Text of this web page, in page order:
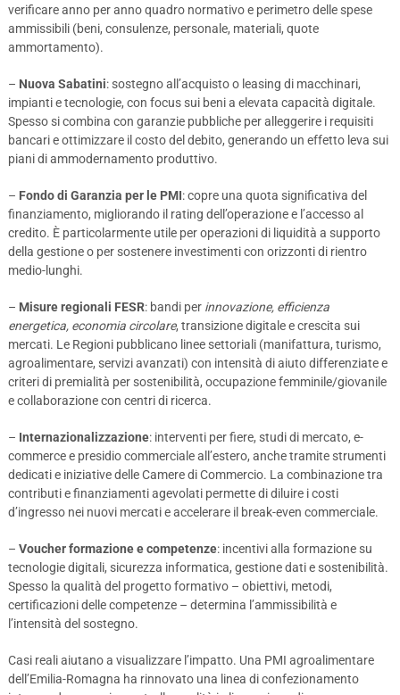
verificare anno per anno quadro normativo e perimetro delle spese
ammissibili (beni, consulenze, personale, materiali, quote
ammortamento).
– Nuova Sabatini: sostegno all’acquisto o leasing di macchinari,
impianti e tecnologie, con focus sui beni a elevata capacità digitale.
Spesso si combina con garanzie pubbliche per alleggerire i requisiti
bancari e ottimizzare il costo del debito, generando un effetto leva sui
piani di ammodernamento produttivo.
– Fondo di Garanzia per le PMI: copre una quota significativa del
finanziamento, migliorando il rating dell’operazione e l’accesso al
credito. È particolarmente utile per operazioni di liquidità a supporto
della gestione o per sostenere investimenti con orizzonti di rientro
medio-lunghi.
– Misure regionali FESR: bandi per innovazione, efficienza
energetica, economia circolare, transizione digitale e crescita sui
mercati. Le Regioni pubblicano linee settoriali (manifattura, turismo,
agroalimentare, servizi avanzati) con intensità di aiuto differenziate e
criteri di premialità per sostenibilità, occupazione femminile/giovanile
e collaborazione con centri di ricerca.
– Internazionalizzazione: interventi per fiere, studi di mercato, e-
commerce e presidio commerciale all’estero, anche tramite strumenti
dedicati e iniziative delle Camere di Commercio. La combinazione tra
contributi e finanziamenti agevolati permette di diluire i costi
d’ingresso nei nuovi mercati e accelerare il break-even commerciale.
– Voucher formazione e competenze: incentivi alla formazione su
tecnologie digitali, sicurezza informatica, gestione dati e sostenibilità.
Spesso la qualità del progetto formativo – obiettivi, metodi,
certificazioni delle competenze – determina l’ammissibilità e
l’intensità del sostegno.
Casi reali aiutano a visualizzare l’impatto. Una PMI agroalimentare
dell’Emilia-Romagna ha rinnovato una linea di confezionamento